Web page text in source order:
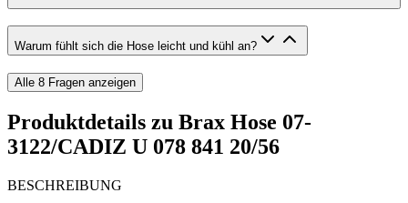
Warum fühlt sich die Hose leicht und kühl an?
Alle 8 Fragen anzeigen
Produktdetails zu Brax Hose 07-
3122/CADIZ U 078 841 20/56
BESCHREIBUNG